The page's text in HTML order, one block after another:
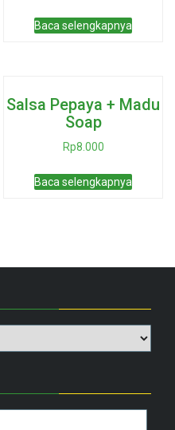
Baca selengkapnya
Salsa Pepaya + Madu
Soap
Rp8.000
Baca selengkapnya